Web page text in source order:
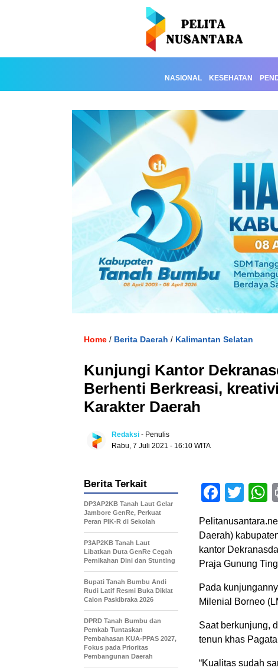
NASIONAL KESEHATAN
Home / Berita Daerah / Kalimantan Selatan
Kunjungi Kantor
Berhenti Berkreasi,
Karakter Daerah
Redaksi - Penulis
Rabu, 7 Juli 2021 - 16:10 WITA
Daerah)
kantor
Praja Gunung
Pada
Milenial Borneo
Saat berkunjung,
tenun khas
“Kualitas sudah
Berita Terkait
DP3AP2KB Tanah Laut Gelar
Jambore GenRe, Perkuat
Peran PIK-R di Sekolah
P3AP2KB Tanah Laut
Libatkan Duta GenRe Cegah
Pernikahan Dini dan Stunting
Bupati Tanah Bumbu Andi
Rudi Latif Resmi Buka Diklat
Calon Paskibraka 2026
DPRD Tanah Bumbu dan
Pemkab Tuntaskan
Pembahasan KUA-PPAS 2027,
Fokus pada Prioritas
Pembangunan Daerah